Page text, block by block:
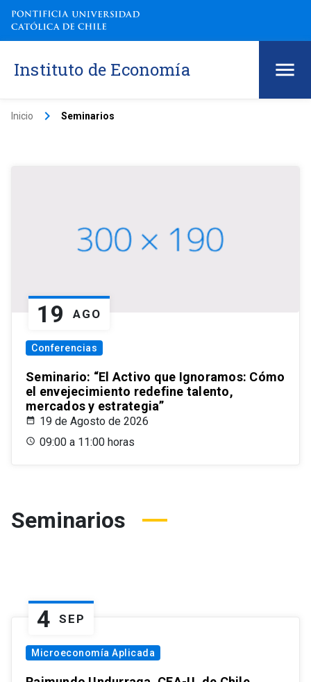
Instituto de Economía
Inicio keyboard_arrow_right Seminarios
19 AGO
Conferencias
Seminario: “El Activo que Ignoramos: Cómo
el envejecimiento redefine talento,
mercados y estrategia”
19 de Agosto de 2026
09:00 a 11:00 horas
Seminarios
4 SEP
Microeconomía Aplicada